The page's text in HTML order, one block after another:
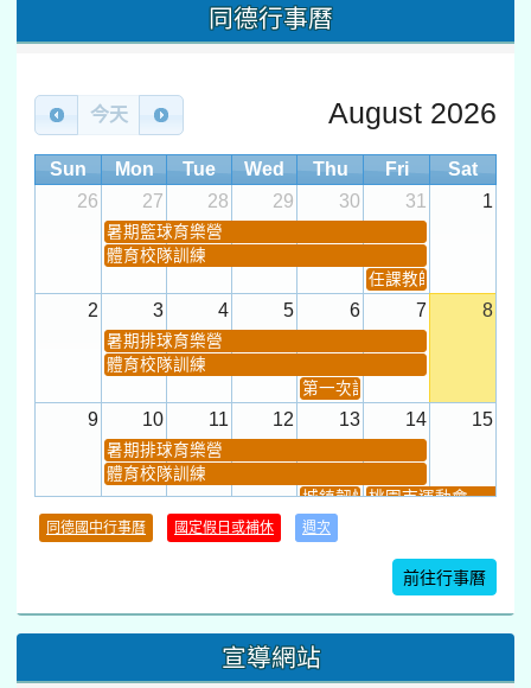
同德行事曆
今天 August 2026
Sun Mon Tue Wed Thu Fri
Sat
26
27 28 29 30 31 1
暑期籃球育樂營
體育校隊訓練
任課教師抽籤
2 3 4 5 6 7 8
暑期排球育樂營
體育校隊訓練
第一次課發會 (12:30~)
9 10 11 12 13 14 15
暑期排球育樂營
體育校隊訓練
城鎮韌性(防空)演習
桃園市運動會
暑期體育育樂營結束
21 22
桃園市運動會
數感實驗夏令營(整天)
同德國中行事曆 國定假日或補休 週次
前往行事曆
宣導網站